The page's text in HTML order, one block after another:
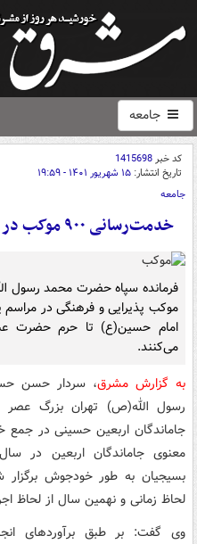
جامعه
کد خبر1415698
تاریخ انتشار: ۱۵ شهریور ۱۴۰۱ - ۱۹:۵۹
جامعه
خدمت‌رسانی ۹۰۰ موکب در پیاده روی جاماندگان اربعین
موکب پذیرایی و فرهنگی در مراسم
امام حسین(ع) تا حرم حضرت
می‌کنند.
به گزارش مشرق، سردار حسن
رسول الله(ص) تهران بزرگ عصر
جاماندگان اربعین حسینی در جمع
بسیجیان به طور خودجوش
لحاظ زمانی و نهمین سال از لحاظ
وی گفت: بر طبق برآوردهای